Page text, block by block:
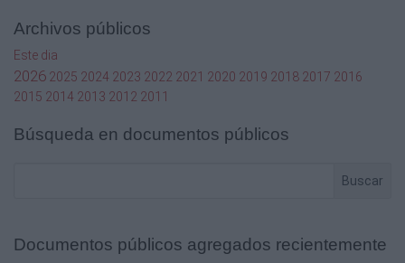
12,5
mm
1/2”
8x
3300370
Archivos públicos
Este dia
2026 2025 2024 2023 2022 2021 2020 2019 2018 2017 2016
2015 2014 2013 2012 2011
Búsqueda en documentos públicos
Buscar
Documentos públicos agregados recientemente